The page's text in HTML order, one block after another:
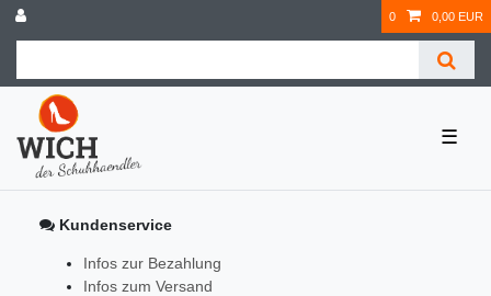
0 0,00 EUR
☰
Kundenservice
Infos zur Bezahlung
Infos zum Versand